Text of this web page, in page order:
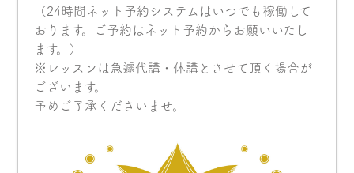
（24時間ネット予約システムはいつでも稼働して
おります。ご予約はネット予約からお願いいたし
ます。）
※レッスンは急遽代講・休講とさせて頂く場合が
ございます。
予めご了承くださいませ。